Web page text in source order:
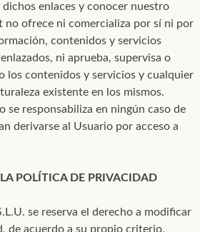
enlaces y conocer nuestro
no ofrece ni comercializa por sí ni por
contenidos y servicios
ni aprueba, supervisa o
los contenidos y servicios y cualquier
existente en los mismos.
se responsabiliza en ningún caso de
derivarse al Usuario por acceso a
POLÍTICA DE PRIVACIDAD
se reserva el derecho a modificar
de acuerdo a su propio criterio,